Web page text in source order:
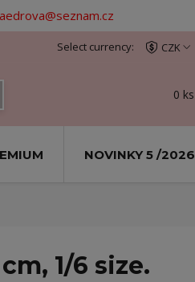
CZK
0 ks
NOVINKY 5 /2026
1/6 size.